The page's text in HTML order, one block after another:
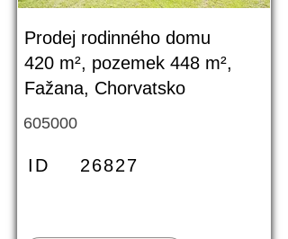
Prodej rodinného domu
420 m², pozemek 448 m²,
Fažana, Chorvatsko
605000
ID 26827